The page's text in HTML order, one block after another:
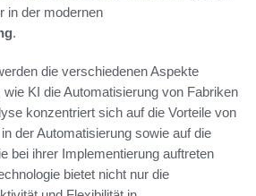
in der modernen
.
die verschiedenen Aspekte
wie KI die Automatisierung von Fabriken
konzentriert sich auf die Vorteile von
der Automatisierung sowie auf die
bei ihrer Implementierung auftreten
bietet nicht nur die